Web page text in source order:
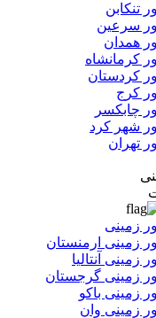
تنکابن
سرعین
همدان
کرمانشاه
کردستان
کرج
چابکسر
شهر کرد
تهران
زمینی
زمینی ارمنستان
زمینی آنتالیا
زمینی گرجستان
زمینی باکو
زمینی وان